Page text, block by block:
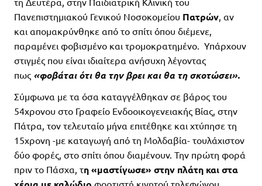
Πανεπιστημιακού Γενικού Νοσοκομείου Πατρών, αν
και απομακρύνθηκε από το σπίτι όπου διέμενε,
παραμένει φοβισμένο και τρομοκρατημένο. Υπάρχουν
στιγμές που είναι ιδιαίτερα ανήσυχη λέγοντας
πως «φοβάται ότι θα την βρει και θα τη σκοτώσει».
Σύμφωνα με τα όσα καταγγέλθηκαν σε βάρος του
54χρονου στο Γραφείο Ενδοοικογενειακής Βίας, στην
Πάτρα, τον τελευταίο μήνα επιτέθηκε και χτύπησε τη
15χρονη -με καταγωγή από τη Μολδαβία- τουλάχιστον
δύο φορές, στο σπίτι όπου διαμένουν. Την πρώτη φορά
πριν το Πάσχα, τη «μαστίγωσε» στην πλάτη και στα